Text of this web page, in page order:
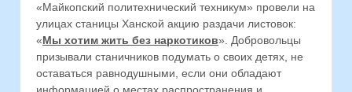
«Майкопский политехнический техникум» провели на
улицах станицы Ханской акцию раздачи листовок:
«Мы хотим жить без наркотиков». Добровольцы
призывали станичников подумать о своих детях, не
оставаться равнодушными, если они обладают